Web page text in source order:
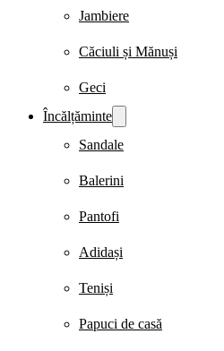
Jambiere
Căciuli și Mănuși
Geci
Încălțăminte
Sandale
Balerini
Pantofi
Adidași
Teniși
Papuci de casă